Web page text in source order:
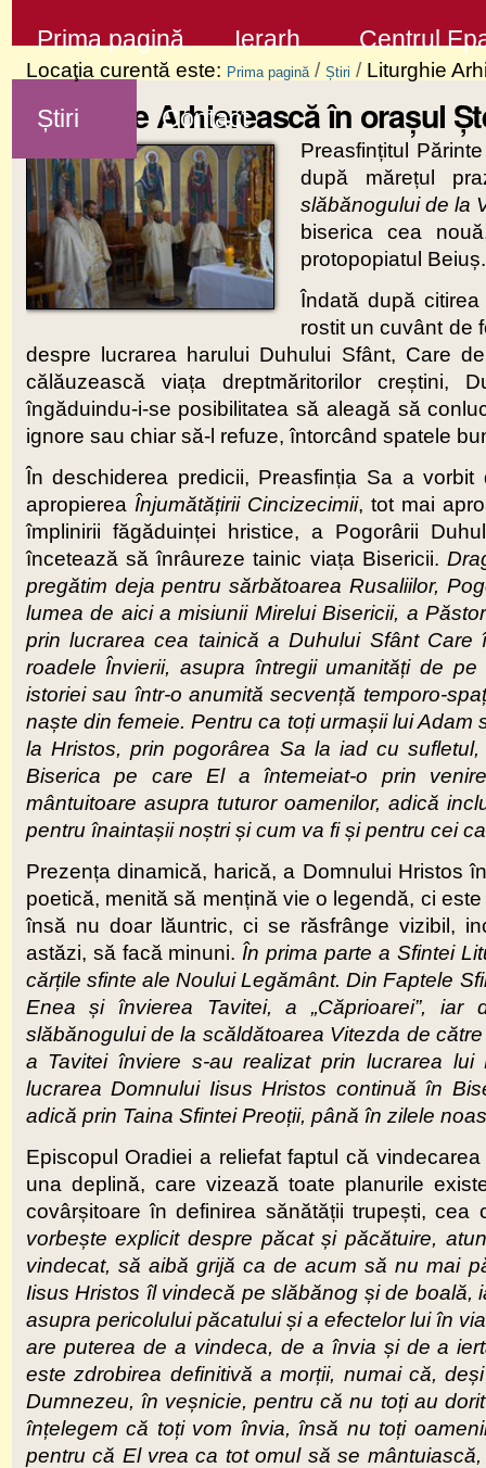
la
conţinut
Sari
la
navigare
Prima pagină Ierarh Centrul
Știri Contact
Locaţia curentă este: Prima pagină / Știri / Liturghie
Liturghie Arhierească în orașul
Preasfințitul
după mărețul
slăbănogului de la
biserica cea
protopopiatul Beiuș.
Îndată după
rostit un cuvânt de
despre lucrarea harului Duhului Sfânt, Care
călăuzească viața dreptmăritorilor creștini,
îngăduindu-i-se posibilitatea să aleagă să
ignore sau chiar să-l refuze, întorcând spatele
În deschiderea predicii, Preasfinția Sa a
apropierea Înjumătățirii Cincizecimii, tot mai
împlinirii făgăduinței hristice, a Pogorârii
încetează să înrâureze tainic viața Bisericii.
pregătim deja pentru sărbătoarea Rusaliilor,
lumea de aici a misiunii Mirelui Bisericii, a
prin lucrarea cea tainică a Duhului Sfânt Care
roadele Învierii, asupra întregii umanități de
istoriei sau într-o anumită secvență temporo-
naște din femeie. Pentru ca toți urmașii lui
la Hristos, prin pogorârea Sa la iad cu
Biserica pe care El a întemeiat-o prin
mântuitoare asupra tuturor oamenilor, adică
pentru înaintașii noștri și cum va fi și pentru cei
Prezența dinamică, harică, a Domnului Hristos
poetică, menită să mențină vie o legendă, ci
însă nu doar lăuntric, ci se răsfrânge vizibil,
astăzi, să facă minuni. În prima parte a Sfintei
cărțile sfinte ale Noului Legământ. Din Faptele
Enea și învierea Tavitei, a „Căprioarei”,
slăbănogului de la scăldătoarea Vitezda de
a Tavitei înviere s-au realizat prin lucrarea lui
lucrarea Domnului Iisus Hristos continuă în
adică prin Taina Sfintei Preoții, până în zilele
Episcopul Oradiei a reliefat faptul că
una deplină, care vizează toate planurile
covârșitoare în definirea sănătății trupești,
vorbește explicit despre păcat și păcătuire,
vindecat, să aibă grijă ca de acum să nu mai
Iisus Hristos îl vindecă pe slăbănog și de
asupra pericolului păcatului și a efectelor lui în
are puterea de a vindeca, de a învia și de a
este zdrobirea definitivă a morții, numai că,
Dumnezeu, în veșnicie, pentru că nu toți au
înțelegem că toți vom învia, însă nu toți
pentru că El vrea ca tot omul să se